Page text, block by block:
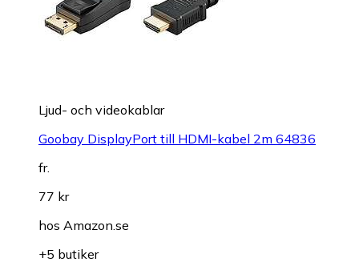
Ljud- och videokablar
Goobay DisplayPort till HDMI-kabel 2m 64836
fr.
77 kr
hos Amazon.se
+5 butiker